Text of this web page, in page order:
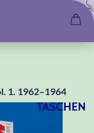
1. 1962–1964